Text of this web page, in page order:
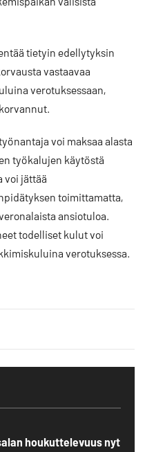
tietyin edellytyksin
vastaavaa
verotuksessaan,
voi maksaa alasta
työkalujen käytöstä
voi jättää
toimittamatta,
ansiotuloa.
todelliset kulut voi
verotuksessa.
houkuttelevuus nyt